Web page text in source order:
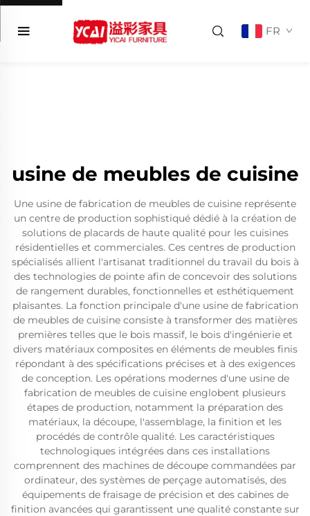
FR
usine de meubles de cuisine
Une usine de fabrication de meubles de cuisine représente
un centre de production sophistiqué dédié à la création de
solutions de placards de haute qualité pour les cuisines
résidentielles et commerciales. Ces centres de production
spécialisés allient l'artisanat traditionnel du travail du bois à
des technologies de pointe afin de concevoir des solutions
de rangement durables, fonctionnelles et esthétiquement
plaisantes. La fonction principale d'une usine de fabrication
de meubles de cuisine consiste à transformer des matières
premières telles que le bois massif, le bois d'ingénierie et
divers matériaux composites en éléments de meubles finis
répondant à des spécifications précises et à des exigences
de conception. Les opérations modernes d'une usine de
fabrication de meubles de cuisine englobent plusieurs
étapes de production, notamment la préparation des
matériaux, la découpe, l'assemblage, la finition et les
procédés de contrôle qualité. Les caractéristiques
technologiques intégrées dans ces installations
comprennent des machines de découpe commandées par
ordinateur, des systèmes de perçage automatisés, des
équipements de fraisage de précision et des cabines de
finition avancées qui garantissent une qualité constante sur